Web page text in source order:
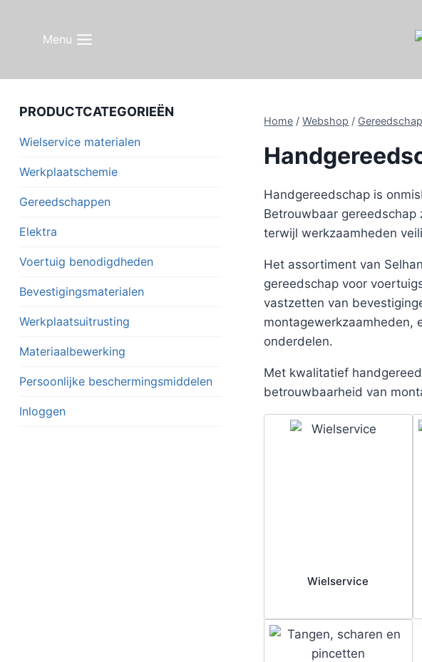
Menu
Home / Webshop /
Handgereedschap is
Betrouwbaar
terwijl werkzaamheden
Het assortiment van
gereedschap voor
vastzetten van
montagewerkzaamheden,
onderdelen.
Met kwalitatief
betrouwbaarheid van
Wielservice
PRODUCTCATEGORIEËN
Wielservice materialen
Werkplaatschemie
Gereedschappen
Elektra
Voertuig benodigdheden
Bevestigingsmaterialen
Werkplaatsuitrusting
Materiaalbewerking
Persoonlijke beschermingsmiddelen
Inloggen